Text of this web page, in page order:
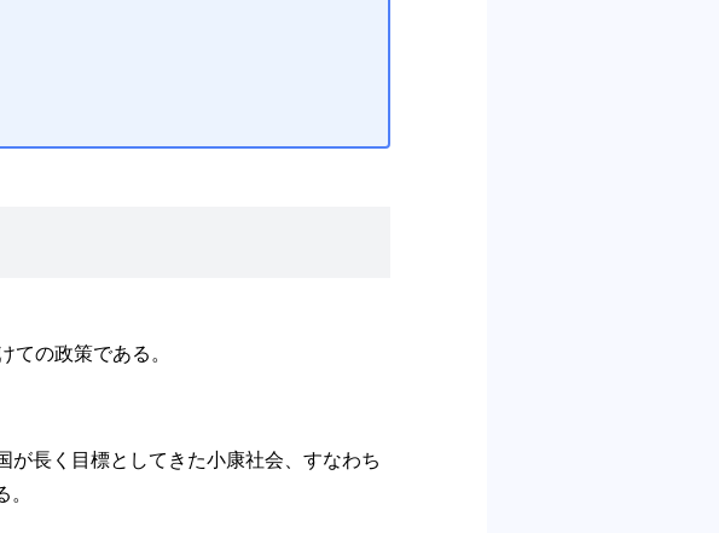
の政策である。
長く目標としてきた小康社会、すなわち